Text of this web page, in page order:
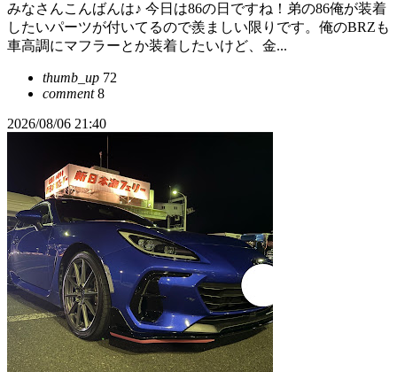
みなさんこんばんは♪ 今日は86の日ですね！弟の86俺が装着
したいパーツが付いてるので羨ましい限りです。俺のBRZも
車高調にマフラーとか装着したいけど、金...
thumb_up 72
comment8
2026/08/06 21:40